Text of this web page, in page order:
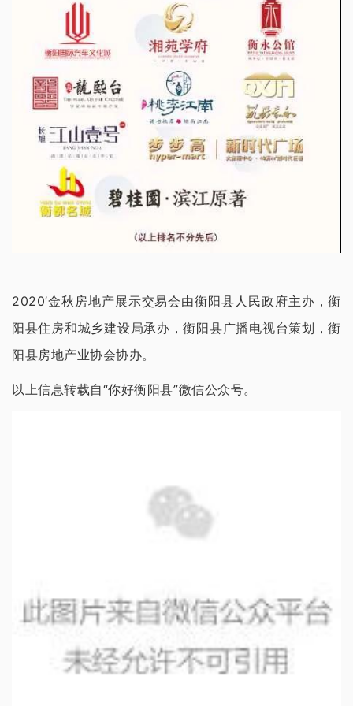
2020’金秋房地产展示交易会由衡阳县人民政府主办，衡
阳县住房和城乡建设局承办，衡阳县广播电视台策划，衡
阳县房地产业协会协办。
以上信息转载自“你好衡阳县”微信公众号。